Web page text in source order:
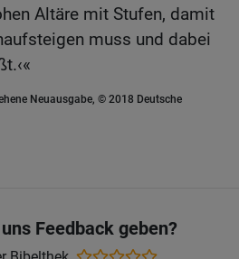
Altäre mit Stufen, damit
muss und dabei
Neuausgabe, © 2018 Deutsche
Feedback geben?